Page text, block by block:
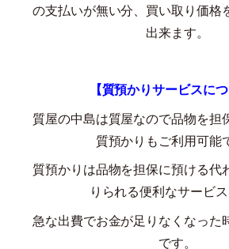
の支払いが無い分、買い取り価格
出来ます。
【質預かりサービスにつ
質屋の中島は質屋なので品物を担
質預かりもご利用可能
質預かりは品物を担保に預ける代
りられる便利なサービス
急な出費でお金が足りなくなった
です。